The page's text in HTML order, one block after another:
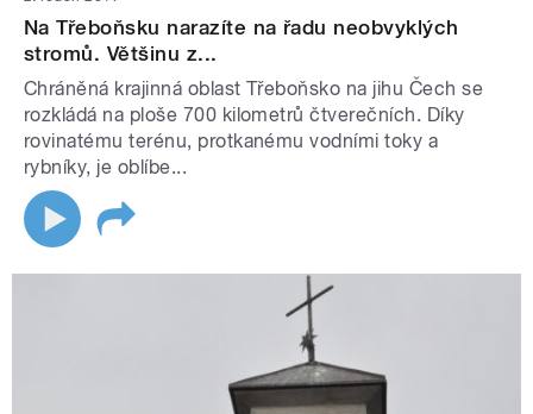
Na Třeboňsku narazíte na řadu neobvyklých
stromů. Většinu z...
Chráněná krajinná oblast Třeboňsko na jihu Čech se
rozkládá na ploše 700 kilometrů čtverečních. Díky
rovinatému terénu, protkanému vodními toky a
rybníky, je oblíbe...